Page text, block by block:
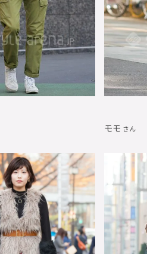
モモ さん